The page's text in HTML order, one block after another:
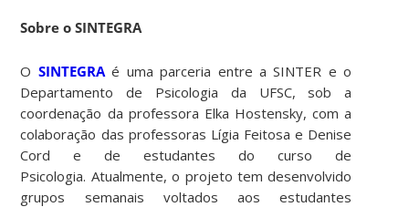
Sobre o SINTEGRA
O SINTEGRAé uma parceria entre a SINTER e o
Departamento de Psicologia da UFSC, sob a
coordenação da professora Elka Hostensky, com a
colaboração das professoras Lígia Feitosa e Denise
Cord e de estudantes do curso de
Psicologia. Atualmente, o projeto tem desenvolvido
grupos semanais voltados aos estudantes